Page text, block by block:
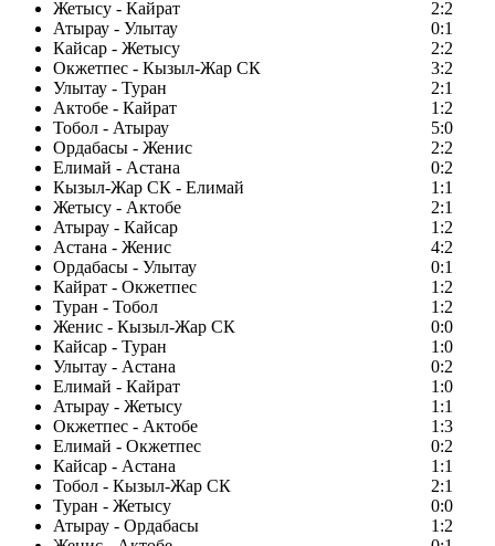
Жетысу - Кайрат
2:2
Атырау - Улытау
0:1
Кайсар - Жетысу
2:2
Окжетпес - Кызыл-Жар СК
3:2
Улытау - Туран
2:1
Актобе - Кайрат
1:2
Тобол - Атырау
5:0
Ордабасы - Женис
2:2
Елимай - Астана
0:2
Кызыл-Жар СК - Елимай
1:1
Жетысу - Актобе
2:1
Атырау - Кайсар
1:2
Астана - Женис
4:2
Ордабасы - Улытау
0:1
Кайрат - Окжетпес
1:2
Туран - Тобол
1:2
Женис - Кызыл-Жар СК
0:0
Кайсар - Туран
1:0
Улытау - Астана
0:2
Елимай - Кайрат
1:0
Атырау - Жетысу
1:1
Окжетпес - Актобе
1:3
Елимай - Окжетпес
0:2
Кайсар - Астана
1:1
Тобол - Кызыл-Жар СК
2:1
Туран - Жетысу
0:0
Атырау - Ордабасы
1:2